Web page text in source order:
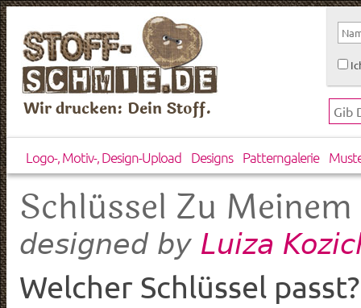
Wir drucken: Dein Stoff.
Logo-, Motiv-, Design-Upload Designs Patterngalerie
Schlüssel Zu
designed by Luiza
Welcher Schlüssel passt?